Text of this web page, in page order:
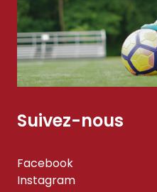
Suivez-nous
Facebook
Instagram